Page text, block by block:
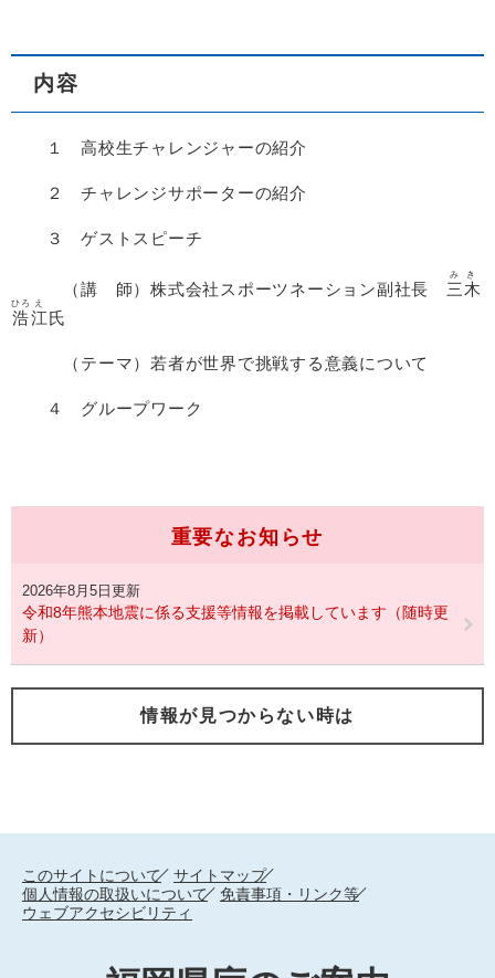
内容
１ 高校生チャレンジャーの紹介
２ チャレンジサポーターの紹介
３ ゲストスピーチ
（講 師）株式会社スポーツネーション副社長 三木
みき
浩
ひろ
江
え
氏
（テーマ）若者が世界で挑戦する意義について
４ グループワーク
重要なお知らせ
2026年8月5日更新
令和8年熊本地震に係る支援等情報を掲載しています（随時更
新）
情報が見つからない時は
このサイトについて
サイトマップ
個人情報の取扱いについて
免責事項・リンク等
ウェブアクセシビリティ